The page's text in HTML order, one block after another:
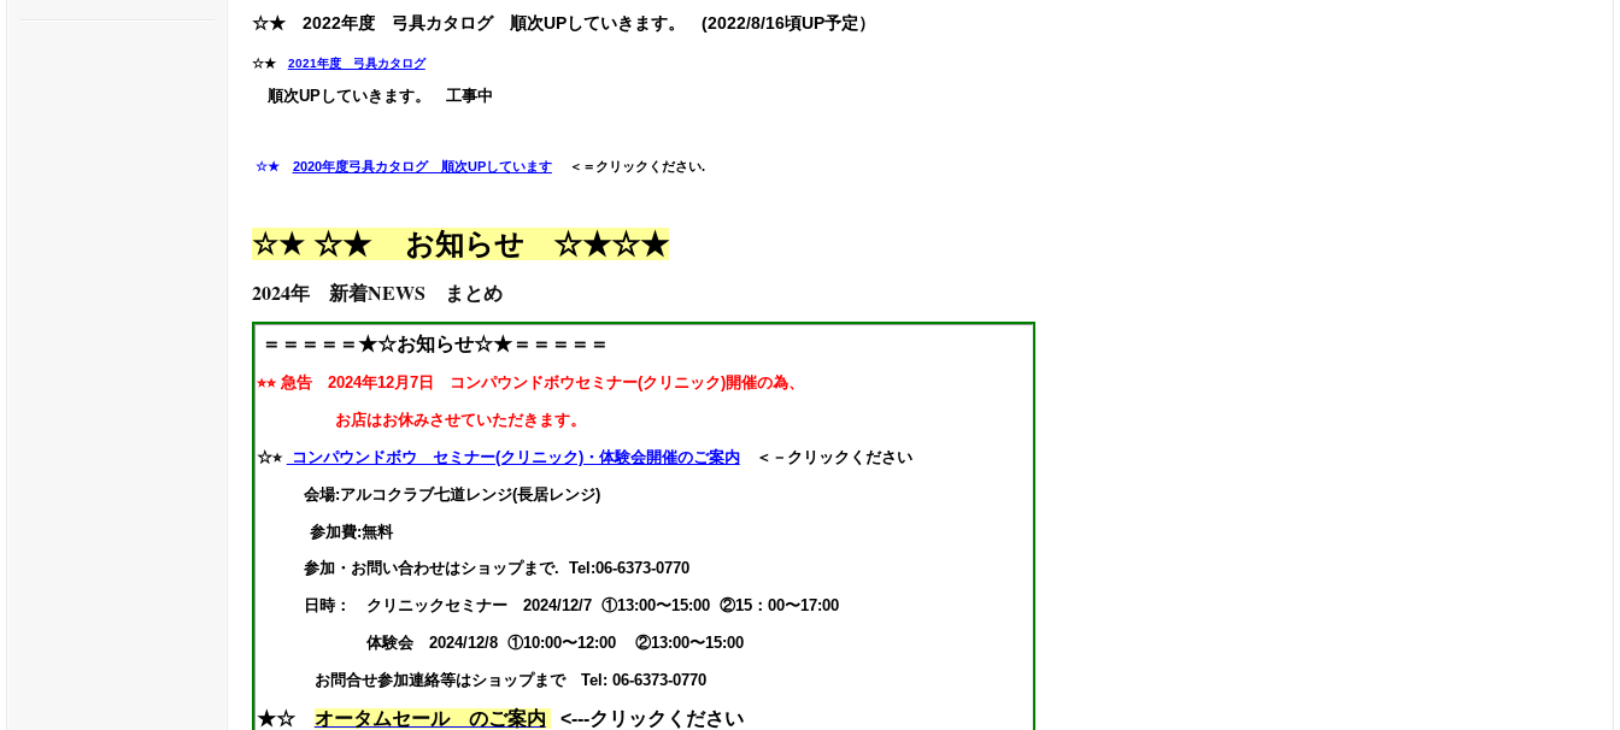
☆★ 2022年度 弓具カタログ 順次UPしていきます。 (2022/8/16頃UP予定）
☆★ 2021年度 弓具カタログ
順次UPしていきます。 工事中
☆★ 2020年度弓具カタログ 順次UPしています ＜＝クリックください.
☆★ ☆★ お知らせ ☆★☆★
2024年 新着NEWS まとめ
＝＝＝＝＝★☆お知らせ☆★＝＝＝＝＝
⭐︎⭐︎ 急告 2024年12月7日 コンパウンドボウセミナー(クリニック)開催の為、
お店はお休みさせていただきます。
☆⭐︎ コンパウンドボウ セミナー(クリニック)・体験会開催のご案内＜－クリックください
会場:アルコクラブ七道レンジ(長居レンジ)
参加費:無料
参加・お問い合わせはショップまで. Tel:06-6373-0770
日時： クリニックセミナー 2024/12/7 ①13:00〜15:00 ②15：00〜17:00
体験会 2024/12/8 ①10:00〜12:00 ②13:00〜15:00
お問合せ参加連絡等はショップまで Tel: 06-6373-0770
★☆ オータムセール のご案内
<---クリックください